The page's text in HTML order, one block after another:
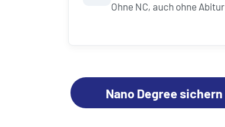
Ohne NC, auch ohne Abitur
Nano Degree sichern